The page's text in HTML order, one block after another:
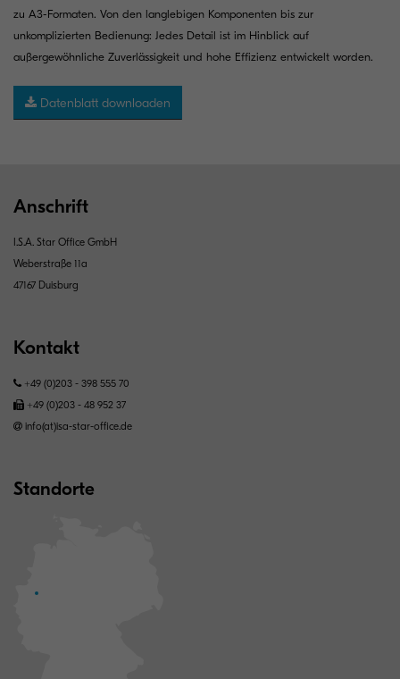
zu A3-Formaten. Von den langlebigen Komponenten bis zur
unkomplizierten Bedienung: Jedes Detail ist im Hinblick auf
außergewöhnliche Zuverlässigkeit und hohe Effizienz entwickelt worden.
Datenblatt downloaden
Anschrift
I.S.A. Star Office GmbH
Weberstraße 11a
47167 Duisburg
Kontakt
+49 (0)203 - 398 555 70
+49 (0)203 - 48 952 37
info(at)isa-star-office.de
Standorte